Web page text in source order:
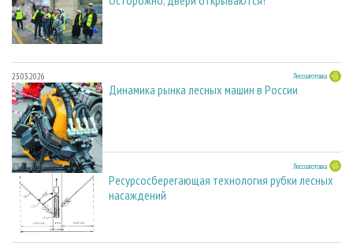
23.03.2026 Лесозаготовка
Динамика рынка лесных машин в России
23.03.2026 Лесозаготовка
Ресурсосберегающая технология рубки лесных
насаждений